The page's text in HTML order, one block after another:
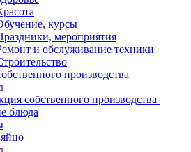
курсы
мероприятия
и обслуживание техники
производства
собственного производства
блюда